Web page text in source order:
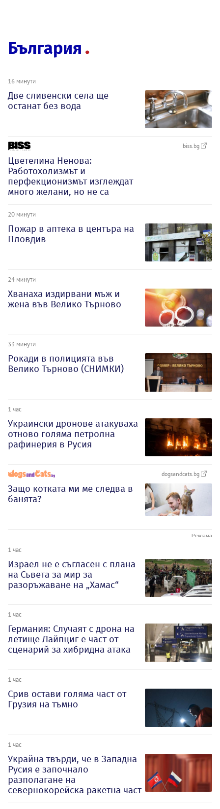
България
16 минути
Две сливенски села ще
останат без вода
biss.bg
Цветелина Ненова:
Работохолизмът и
перфекционизмът изглеждат
много желани, но не са
20 минути
Пожар в аптека в центъра на
Пловдив
24 минути
Хванаха издирвани мъж и
жена във Велико Търново
33 минути
Рокади в полицията във
Велико Търново (СНИМКИ)
1 час
Украински дронове атакуваха
отново голяма петролна
рафинерия в Русия
dogsandcats.bg
Защо котката ми ме следва в
банята?
1 час
Израел не е съгласен с плана
на Съвета за мир за
разоръжаване на „Хамас“
1 час
Германия: Случаят с дрона на
летище Лайпциг е част от
сценарий за хибридна атака
1 час
Срив остави голяма част от
Грузия на тъмно
1 час
Украйна твърди, че в Западна
Русия е започнало
разполагане на
севернокорейска ракетна част